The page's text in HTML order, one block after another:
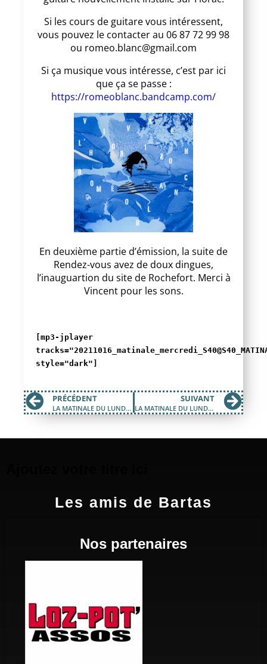
Si les cours de guitare vous intéressent,
vous pouvez le contacter au 06 87 72 99 98
ou romeo.blanc@gmail.com
Si ça musique vous intéresse, c’est par ici
que ça se passe :
https://romeoblanc.bandcamp.com/
En deuxième partie d’émission, la suite de
Rendez-vous avez de doux dingues,
l’inauguartion du site de Rochefort. Merci à
Vincent pour les sons.
[mp3-jplayer
style="dark"]
PRÉCÉDENT
LA MATINALE DU LUNDI 4 OCTOBRE 2021
SUIVANT
LA MATINALE DU LUNDI 11 OCTOBRE 2021
Les amis de Bartas
Nos partenaires